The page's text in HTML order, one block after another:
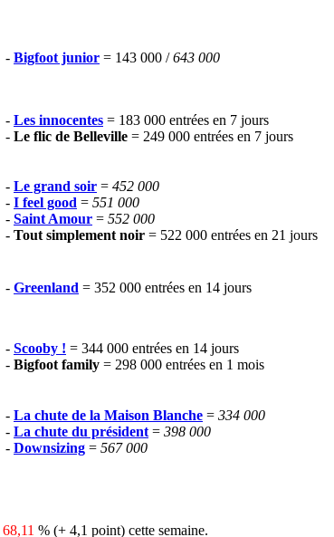
- Bigfoot junior = 143 000 /643 000
- Les innocentes = 183 000 entrées en 7 jours
- Le flic de Belleville = 249 000 entrées en 7 jours
- Le grand soir = 452 000
- I feel good = 551 000
- Saint Amour = 552 000
- Tout simplement noir = 522 000 entrées en 21 jours
- Greenland = 352 000 entrées en 14 jours
- Scooby ! = 344 000 entrées en 14 jours
- Bigfoot family = 298 000 entrées en 1 mois
- La chute de la Maison Blanche = 334 000
- La chute du président = 398 000
- Downsizing = 567 000
68,11 % (+ 4,1 point) cette semaine.